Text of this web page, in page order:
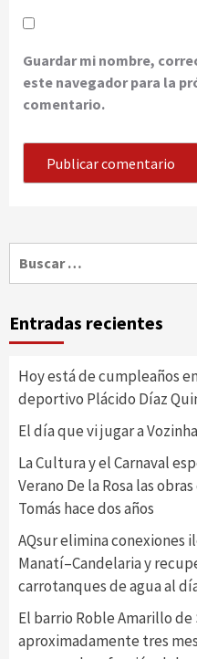
Guardar mi nombre,
este navegador para la
comentario.
Entradas recientes
Hoy está de cumpleaños
deportivo Plácido Díaz
El día que vi jugar a Vozinha
La Cultura y el Carnaval
Verano De la Rosa las
Tomás hace dos años
AQsur elimina conexiones
Manatí–Candelaria y
carrotanques de agua al
El barrio Roble Amarillo de
aproximadamente tres